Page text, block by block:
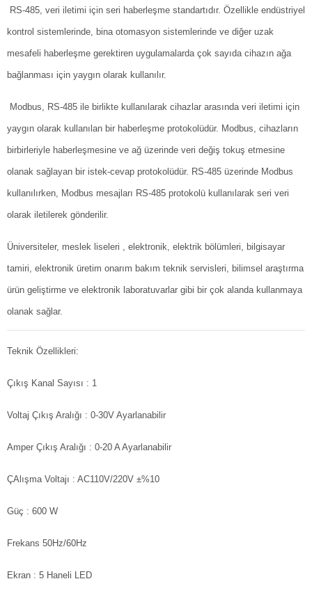
RS-485, veri iletimi için seri haberleşme standartıdır. Özellikle endüstriyel
kontrol sistemlerinde, bina otomasyon sistemlerinde ve diğer uzak
mesafeli haberleşme gerektiren uygulamalarda çok sayıda cihazın ağa
bağlanması için yaygın olarak kullanılır.
Modbus, RS-485 ile birlikte kullanılarak cihazlar arasında veri iletimi için
yaygın olarak kullanılan bir haberleşme protokolüdür. Modbus, cihazların
birbirleriyle haberleşmesine ve ağ üzerinde veri değiş tokuş etmesine
olanak sağlayan bir istek-cevap protokolüdür. RS-485 üzerinde Modbus
kullanılırken, Modbus mesajları RS-485 protokolü kullanılarak seri veri
olarak iletilerek gönderilir.
Üniversiteler, meslek liseleri , elektronik, elektrik bölümleri, bilgisayar
tamiri, elektronik üretim onarım bakım teknik servisleri, bilimsel araştırma
ürün geliştirme ve elektronik laboratuvarlar gibi bir çok alanda kullanmaya
olanak sağlar.
Teknik Özellikleri:
Çıkış Kanal Sayısı : 1
Voltaj Çıkış Aralığı : 0-30V Ayarlanabilir
Amper Çıkış Aralığı : 0-20 A Ayarlanabilir
ÇAlışma Voltajı : AC110V/220V ±%10
Güç : 600 W
Frekans 50Hz/60Hz
Ekran : 5 Haneli LED